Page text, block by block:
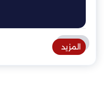
المزيد